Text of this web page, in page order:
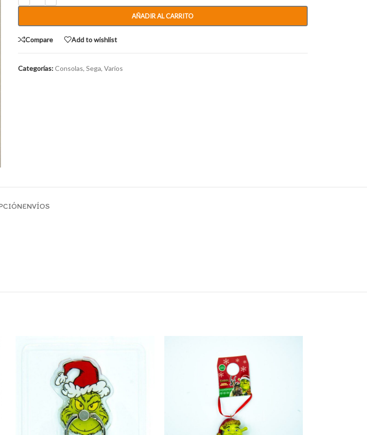
AÑADIR AL CARRITO
Compare Add to wishlist
Categorías:Consolas, Sega, Varios
ENVÍOS